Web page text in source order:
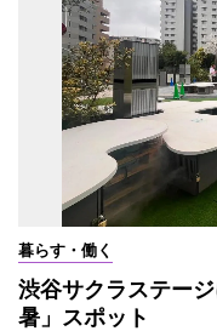
暮らす・働く
渋谷サクラステー
暑」スポット